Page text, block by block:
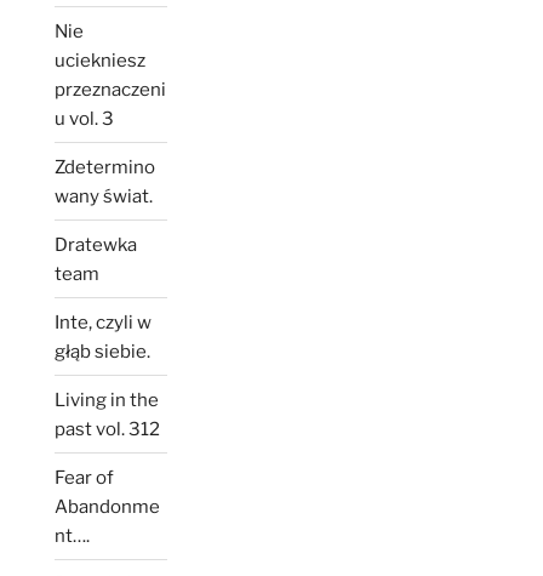
Nie
uciekniesz
przeznaczeni
u vol. 3
Zdetermino
wany świat.
Dratewka
team
Inte, czyli w
głąb siebie.
Living in the
past vol. 312
Fear of
Abandonme
nt….